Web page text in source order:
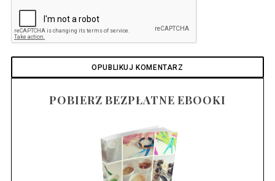
POBIERZ BEZPŁATNE EBOOKI